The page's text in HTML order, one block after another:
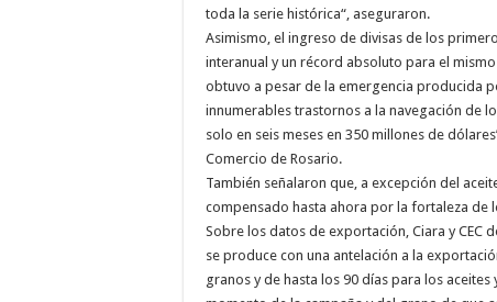
toda la serie histórica“, aseguraron.
Asimismo, el ingreso de divisas de los
interanual y un récord absoluto para el
obtuvo a pesar de la emergencia producida
innumerables trastornos a la navegación de
solo en seis meses en 350 millones de
Comercio de Rosario.
También señalaron que, a excepción del
compensado hasta ahora por la fortaleza de
Sobre los datos de exportación, Ciara y CEC
se produce con una antelación a la
granos y de hasta los 90 días para los